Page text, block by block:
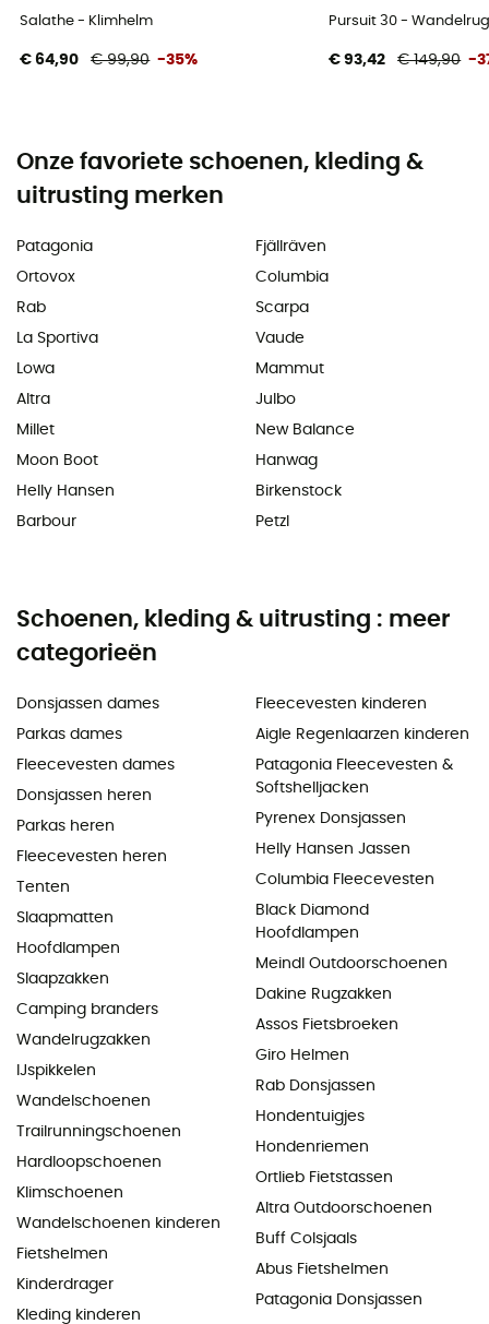
Salathe - Klimhelm
€ 64,90 € 99,90 -35%
Pursuit 30 -
€ 93,42 € 149,90 -
Onze favoriete schoenen, kleding &
uitrusting merken
Patagonia
Ortovox
Rab
La Sportiva
Lowa
Altra
Millet
Moon Boot
Helly Hansen
Barbour
Fjällräven
Columbia
Scarpa
Vaude
Mammut
Julbo
New Balance
Hanwag
Birkenstock
Petzl
Schoenen, kleding & uitrusting : meer
categorieën
Donsjassen dames
Parkas dames
Fleecevesten dames
Donsjassen heren
Parkas heren
Fleecevesten heren
Tenten
Slaapmatten
Hoofdlampen
Slaapzakken
Camping branders
Wandelrugzakken
IJspikkelen
Wandelschoenen
Trailrunningschoenen
Hardloopschoenen
Klimschoenen
Wandelschoenen kinderen
Fietshelmen
Kinderdrager
Kleding kinderen
Fleecevesten kinderen
Aigle Regenlaarzen kinderen
Patagonia Fleecevesten &
Softshelljacken
Pyrenex Donsjassen
Helly Hansen Jassen
Columbia Fleecevesten
Black Diamond
Hoofdlampen
Meindl Outdoorschoenen
Dakine Rugzakken
Assos Fietsbroeken
Giro Helmen
Rab Donsjassen
Hondentuigjes
Hondenriemen
Ortlieb Fietstassen
Altra Outdoorschoenen
Buff Colsjaals
Abus Fietshelmen
Patagonia Donsjassen